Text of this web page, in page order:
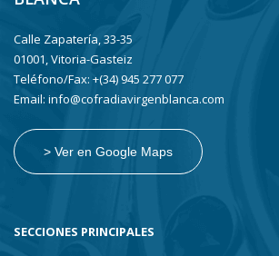
Calle Zapatería, 33-35
01001, Vitoria-Gasteiz
Teléfono/Fax: +(34) 945 277 077
Email: info@cofradiavirgenblanca.com
> Ver en Google Maps
SECCIONES PRINCIPALES